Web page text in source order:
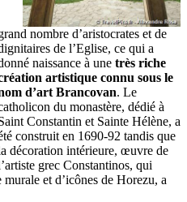
nombre d’aristocrates et de
de l’Eglise, ce qui a
naissance à une très riche
artistique connu sous le
d’art Brancovan. Le
du monastère, dédié à
Constantin et Sainte Hélène, a
construit en 1690-92 tandis que
décoration intérieure, œuvre de
grec Constantinos, qui
et d’icônes de Horezu, a